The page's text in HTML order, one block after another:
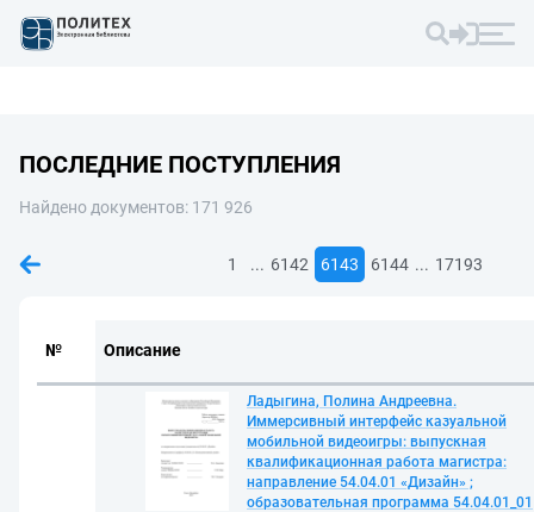
ПОСЛЕДНИЕ ПОСТУПЛЕНИЯ
Найдено документов: 171 926
1 ... 6142 6143 6144 ... 17193
№ Описание
Ладыгина, Полина Андреевна.
Иммерсивный интерфейс казуальной
мобильной видеоигры: выпускная
квалификационная работа магистра:
направление 54.04.01 «Дизайн» ;
образовательная программа 54.04.01_01